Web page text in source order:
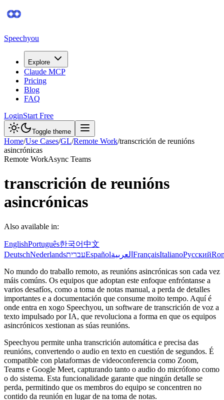
Speechyou
Explore
Claude MCP
Pricing
Blog
FAQ
LoginStart Free
Toggle theme
Home/Use Cases/GL/Remote Work/transcrición de reunións
asincrónicas
Remote WorkAsync Teams
transcrición de reunións
asincrónicas
Also available in:
EnglishPortuguês한국어中文
DeutschNederlandsעבריתEspañolالعربية FrançaisItalianoРусский
No mundo do traballo remoto, as reunións asincrónicas son cada vez
máis comúns. Os equipos que adoptan este enfoque enfróntanse a
varios desafíos, como a toma de notas manual, a perda de detalles
importantes e a documentación que consume moito tempo. Aquí é
onde entra en xogo Speechyou, un software de transcrición de voz a
texto impulsado por IA, que revoluciona a forma en que os equipos
asincrónicos xestionan as súas reunións.
Speechyou permite unha transcrición automática e precisa das
reunións, convertendo o audio en texto en cuestión de segundos. É
compatible con plataformas de videoconferencia como Zoom,
Teams e Google Meet, capturando tanto o audio do micrófono como
o do sistema. Esta funcionalidade garante que ningún detalle se
perda, permitindo que os membros do equipo se concentren no
contido da reunión en lugar de na toma de notas.